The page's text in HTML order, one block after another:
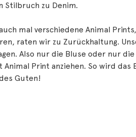
Stilbruch zu Denim.
mal verschiedene Animal
raten wir zu Zurückhaltung.
Also nur die Bluse oder nur
Print anziehen. So wird das
Guten!